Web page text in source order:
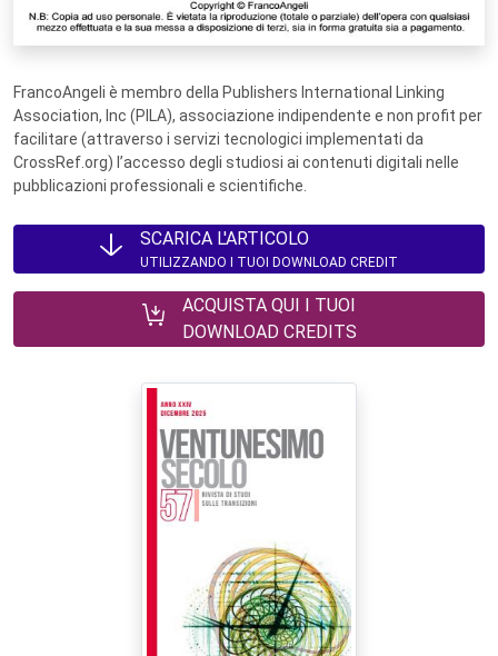
FrancoAngeli è membro della Publishers International Linking
Association, Inc (PILA), associazione indipendente e non profit per
facilitare (attraverso i servizi tecnologici implementati da
CrossRef.org) l’accesso degli studiosi ai contenuti digitali nelle
pubblicazioni professionali e scientifiche.
SCARICA L'ARTICOLO
UTILIZZANDO I TUOI DOWNLOAD CREDIT
ACQUISTA QUI I TUOI
DOWNLOAD CREDITS